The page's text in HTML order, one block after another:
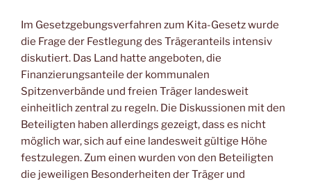
Im Gesetzgebungsverfahren zum Kita-Gesetz wurde
die Frage der Festlegung des Trägeranteils intensiv
diskutiert. Das Land hatte angeboten, die
Finanzierungsanteile der kommunalen
Spitzenverbände und freien Träger landesweit
einheitlich zentral zu regeln. Die Diskussionen mit den
Beteiligten haben allerdings gezeigt, dass es nicht
möglich war, sich auf eine landesweit gültige Höhe
festzulegen. Zum einen wurden von den Beteiligten
die jeweiligen Besonderheiten der Träger und